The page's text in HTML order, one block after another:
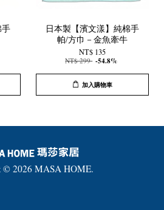
日本製【濱文漾】純棉手
帕/方巾－金魚牽牛
NT$ 135
NT$ 299 -54.8%
加入購物車
© 2026 MASA HOME.